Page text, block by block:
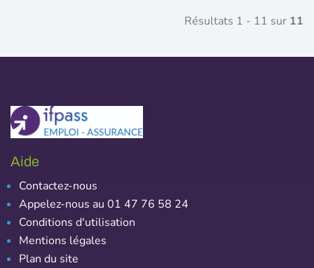
Résultats 1 - 11 sur 11
Aide
Contactez-nous
Appelez-nous au 01 47 76 58 24
Conditions d'utilisation
Mentions légales
Plan du site